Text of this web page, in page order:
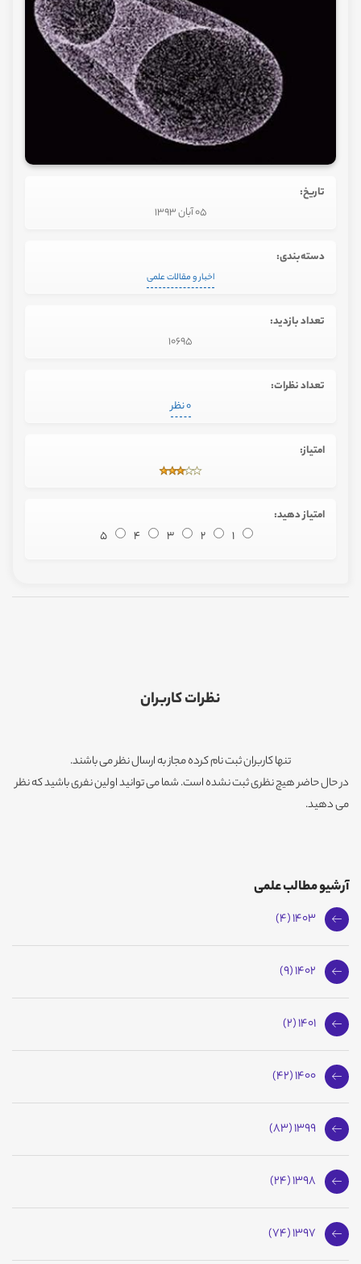
تاریخ:
05 آبان 1393
دسته‌بندی:
اخبار و مقالات علمی
تعداد بازدید:
10695
تعداد نظرات:
0 نظر
امتیاز:
امتیاز دهید:
1
2
3
4
5
نظرات کاربران
تنها کاربران ثبت نام کرده مجاز به ارسال نظر می باشند.
در حال حاضر هیچ نظری ثبت نشده است. شما می توانید اولین نفری باشید که نظر
می دهید.
آرشیو مطالب علمی
1403 (4)
1402 (9)
1401 (2)
1400 (42)
1399 (83)
1398 (24)
1397 (74)